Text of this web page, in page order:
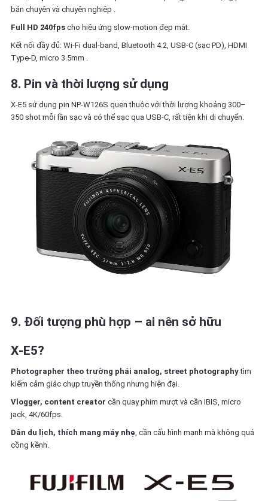
bán chuyên và chuyên nghiệp .
Full HD 240fps cho hiệu ứng slow‑motion đẹp mắt.
Kết nối đầy đủ: Wi‑Fi dual-band, Bluetooth 4.2, USB‑C (sạc PD), HDMI
Type‑D, micro 3.5mm .
8. Pin và thời lượng sử dụng
X‑E5 sử dụng pin NP-W126S quen thuộc với thời lượng khoảng 300–
350 shot mỗi lần sạc và có thể sạc qua USB‑C, rất tiện khi di chuyển.
9. Đối tượng phù hợp – ai nên sở hữu
X‑E5?
Photographer theo trường phái analog, street photographytìm
kiếm cảm giác chụp truyền thống nhưng hiện đại.
Vlogger, content creator cần quay phim mượt và cần IBIS, micro
jack, 4K/60fps.
Dân du lịch, thích mang máy nhẹ , cần cấu hình mạnh mà không quá
cồng kềnh.